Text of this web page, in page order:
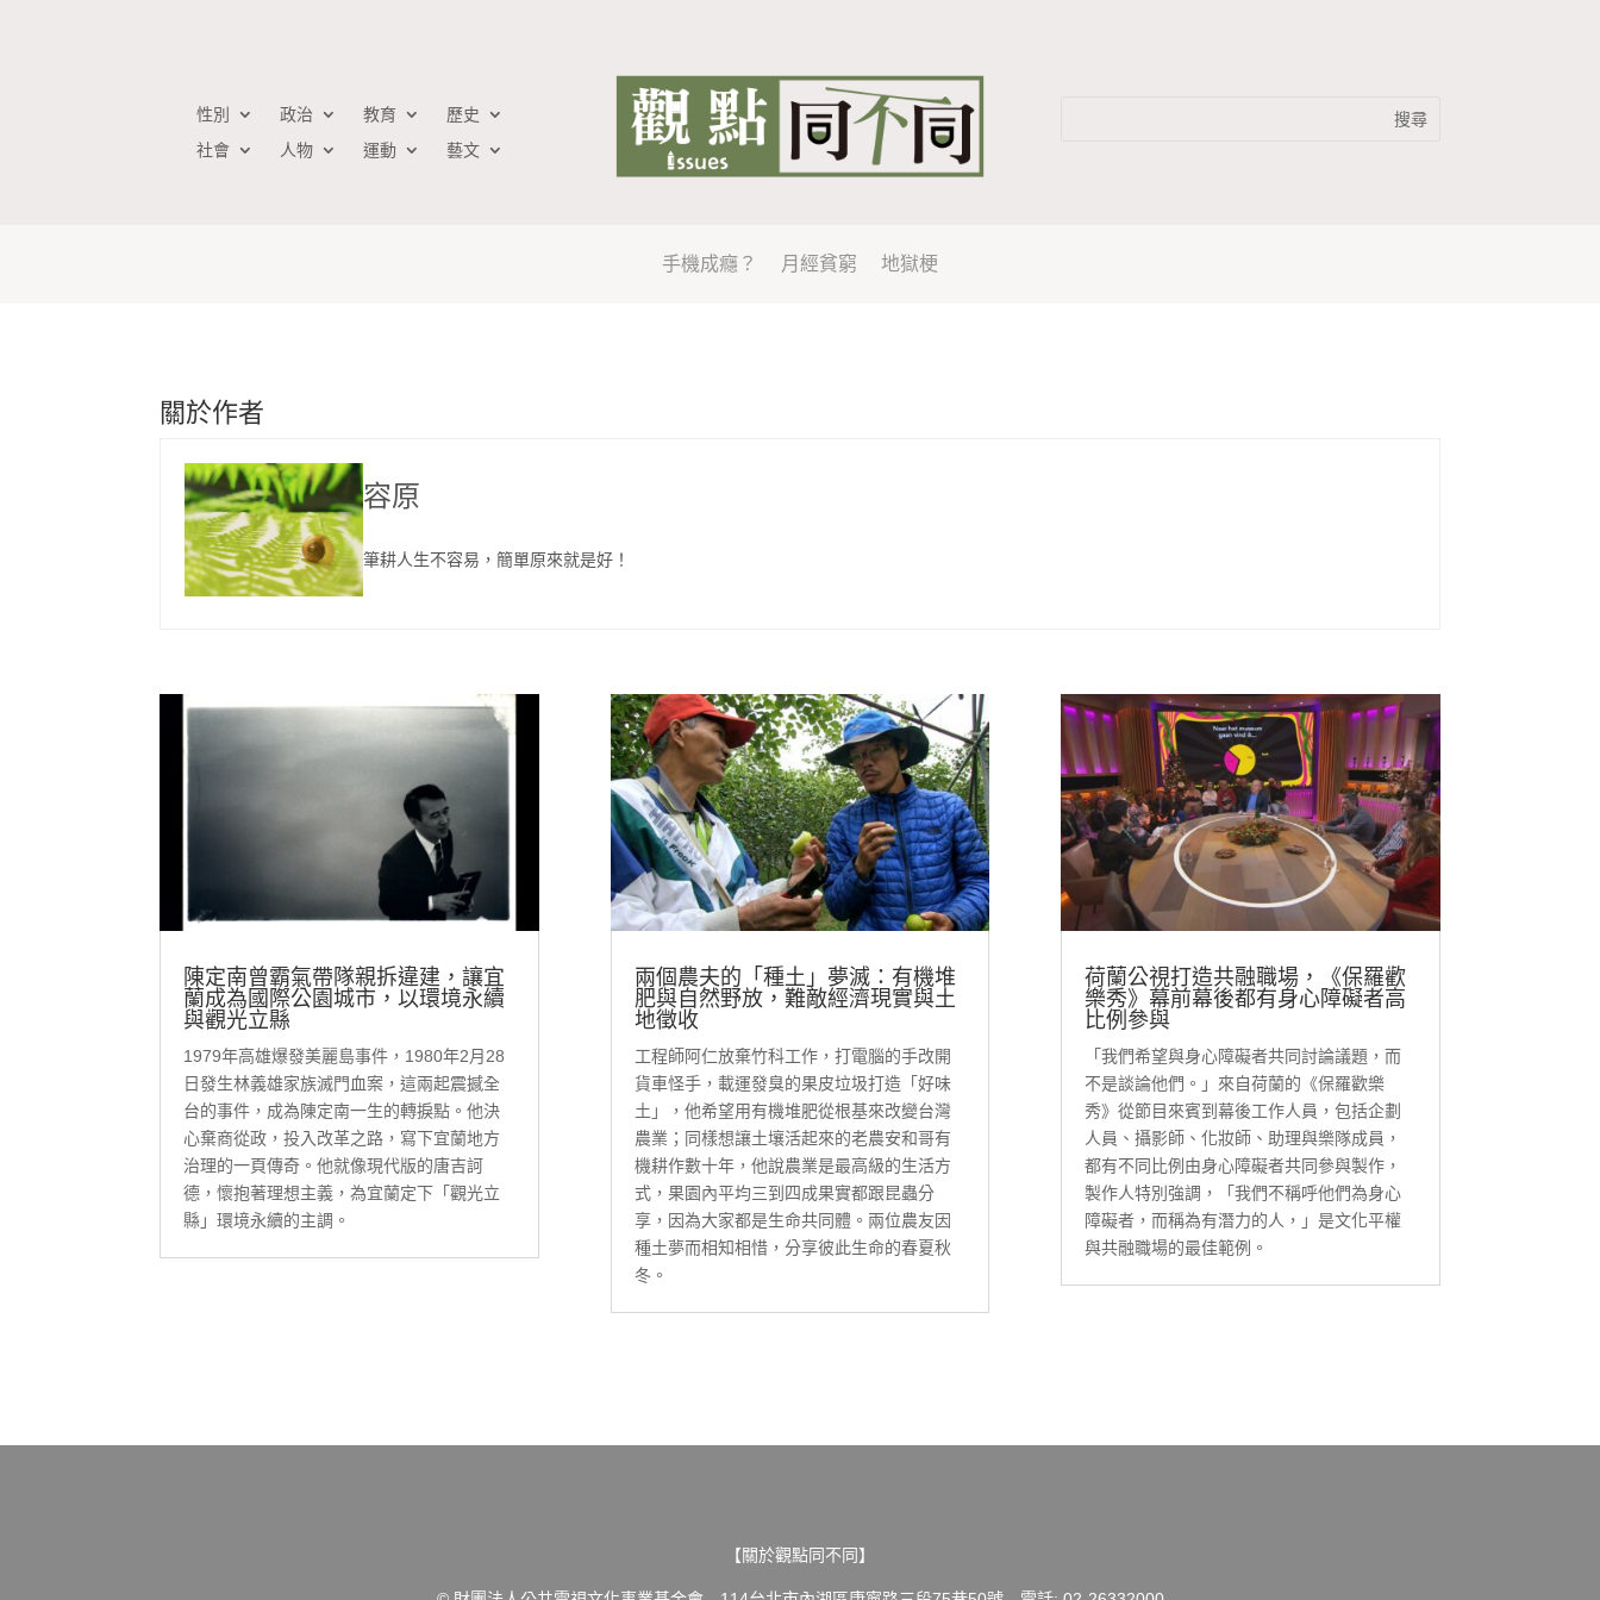
性別 政治 教育
歷史
社會
人物 運動 藝文
手機成癮？ 月經貧窮 地獄梗
容原
筆耕人生不容易，簡單原來就是好！
陳定南曾霸氣帶隊親拆違建，讓宜
蘭成為國際公園城市，以環境永續
與觀光立縣
1979年高雄爆發美麗島事件，1980年2月28
日發生林義雄家族滅門血案，這兩起震撼全
台的事件，成為陳定南一生的轉捩點。他決
心棄商從政，投入改革之路，寫下宜蘭地方
治理的一頁傳奇。他就像現代版的唐吉訶
德，懷抱著理想主義，為宜蘭定下「觀光立
縣」環境永續的主調。
兩個農夫的「種土」夢滅：有機堆
肥與自然野放，難敵經濟現實與土
地徵收
工程師阿仁放棄竹科工作，打電腦的手改開
貨車怪手，載運發臭的果皮垃圾打造「好味
土」，他希望用有機堆肥從根基來改變台灣
農業；同樣想讓土壤活起來的老農安和哥有
機耕作數十年，他說農業是最高級的生活方
式，果園內平均三到四成果實都跟昆蟲分
享，因為大家都是生命共同體。兩位農友因
種土夢而相知相惜，分享彼此生命的春夏秋
冬。
荷蘭公視打造共融職場，《保羅歡
樂秀》幕前幕後都有身心障礙者高
比例參與
「我們希望與身心障礙者共同討論議題，而
不是談論他們。」來自荷蘭的《保羅歡樂
秀》從節目來賓到幕後工作人員，包括企劃
人員、攝影師、化妝師、助理與樂隊成員，
都有不同比例由身心障礙者共同參與製作，
製作人特別強調，「我們不稱呼他們為身心
障礙者，而稱為有潛力的人，」是文化平權
與共融職場的最佳範例。
【關於觀點同不同】